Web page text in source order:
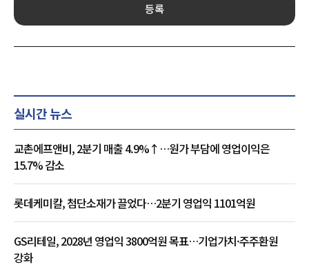
등록
실시간 뉴스
교촌에프앤비, 2분기 매출 4.9%↑…원가 부담에 영업이익은
15.7% 감소
롯데케미칼, 첨단소재가 끌었다…2분기 영업익 1101억원
GS리테일, 2028년 영업익 3800억원 목표…기업가치·주주환원
강화